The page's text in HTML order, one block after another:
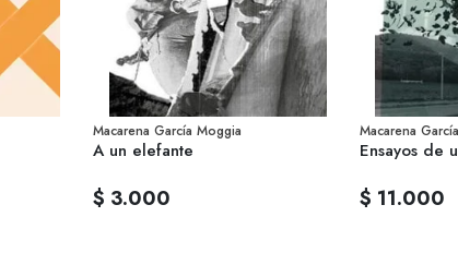
Macarena García Moggia
A un elefante
$ 3.000
Macarena
Ensayos de
$ 11.000